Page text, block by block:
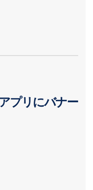
プリにバナー